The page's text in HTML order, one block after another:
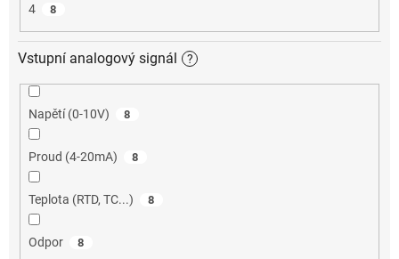
4 8
Vstupní analogový signál ?
Napětí (0-10V) 8
Proud (4-20mA) 8
Teplota (RTD, TC...) 8
Odpor 8